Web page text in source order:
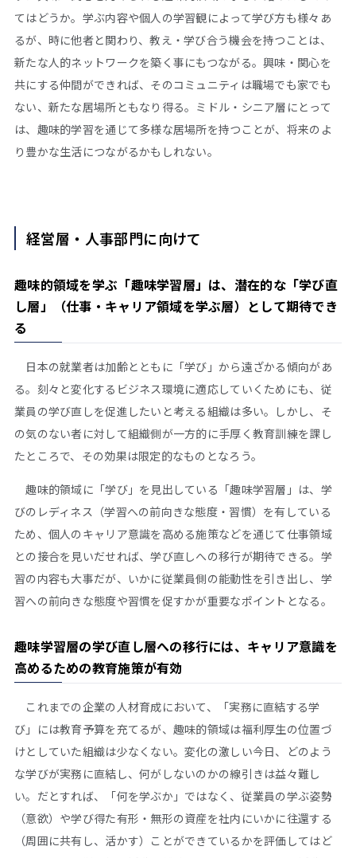
てはどうか。学ぶ内容や個人の学習観によって学び方も様々あ
るが、時に他者と関わり、教え・学び合う機会を持つことは、
新たな人的ネットワークを築く事にもつながる。興味・関心を
共にする仲間ができれば、そのコミュニティは職場でも家でも
ない、新たな居場所ともなり得る。ミドル・シニア層にとって
は、趣味的学習を通じて多様な居場所を持つことが、将来のよ
り豊かな生活につながるかもしれない。
経営層・人事部門に向けて
趣味的領域を学ぶ「趣味学習層」は、潜在的な「学び直
し層」（仕事・キャリア領域を学ぶ層）として期待でき
る
日本の就業者は加齢とともに「学び」から遠ざかる傾向があ
る。刻々と変化するビジネス環境に適応していくためにも、従
業員の学び直しを促進したいと考える組織は多い。しかし、そ
の気のない者に対して組織側が一方的に手厚く教育訓練を課し
たところで、その効果は限定的なものとなろう。
趣味的領域に「学び」を見出している「趣味学習層」は、学
びのレディネス（学習への前向きな態度・習慣）を有している
ため、個人のキャリア意識を高める施策などを通じて仕事領域
との接合を見いだせれば、学び直しへの移行が期待できる。学
習の内容も大事だが、いかに従業員側の能動性を引き出し、学
習への前向きな態度や習慣を促すかが重要なポイントとなる。
趣味学習層の学び直し層への移行には、キャリア意識を
高めるための教育施策が有効
これまでの企業の人材育成において、「実務に直結する学
び」には教育予算を充てるが、趣味的領域は福利厚生の位置づ
けとしていた組織は少なくない。変化の激しい今日、どのよう
な学びが実務に直結し、何がしないのかの線引きは益々難し
い。だとすれば、「何を学ぶか」ではなく、従業員の学ぶ姿勢
（意欲）や学び得た有形・無形の資産を社内にいかに往還する
（周囲に共有し、活かす）ことができているかを評価してはど